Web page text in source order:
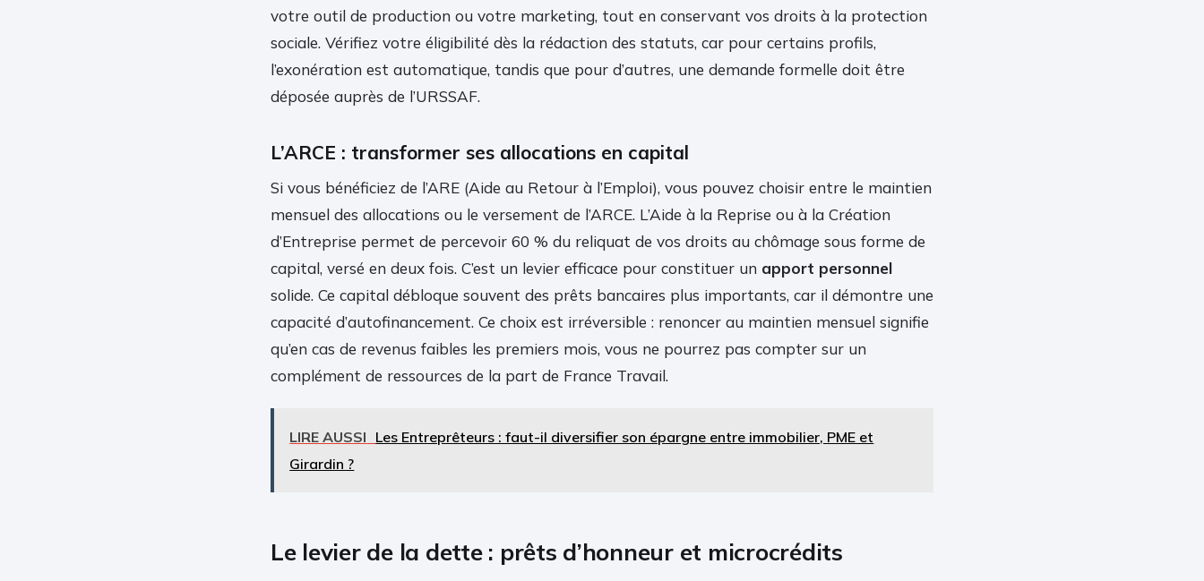
votre outil de production ou votre marketing, tout en conservant vos droits à la protection
sociale. Vérifiez votre éligibilité dès la rédaction des statuts, car pour certains profils,
l’exonération est automatique, tandis que pour d’autres, une demande formelle doit être
déposée auprès de l’URSSAF.
L’ARCE : transformer ses allocations en capital
Si vous bénéficiez de l’ARE (Aide au Retour à l’Emploi), vous pouvez choisir entre le maintien
mensuel des allocations ou le versement de l’ARCE. L’Aide à la Reprise ou à la Création
d’Entreprise permet de percevoir 60 % du reliquat de vos droits au chômage sous forme de
capital, versé en deux fois. C’est un levier efficace pour constituer un apport personnel
solide. Ce capital débloque souvent des prêts bancaires plus importants, car il démontre une
capacité d’autofinancement. Ce choix est irréversible : renoncer au maintien mensuel signifie
qu’en cas de revenus faibles les premiers mois, vous ne pourrez pas compter sur un
complément de ressources de la part de France Travail.
LIRE AUSSI Les Entreprêteurs : faut-il diversifier son épargne entre immobilier, PME et
Girardin ?
Le levier de la dette : prêts d’honneur et microcrédits